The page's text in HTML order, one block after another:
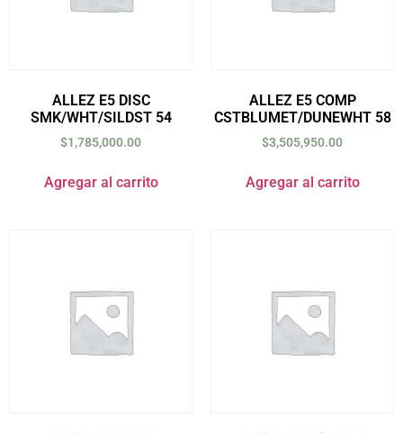
ALLEZ E5 DISC
SMK/WHT/SILDST 54
$1,785,000.00
Agregar al carrito
ALLEZ E5 COMP
CSTBLUMET/DUNEWHT 58
$3,505,950.00
Agregar al carrito